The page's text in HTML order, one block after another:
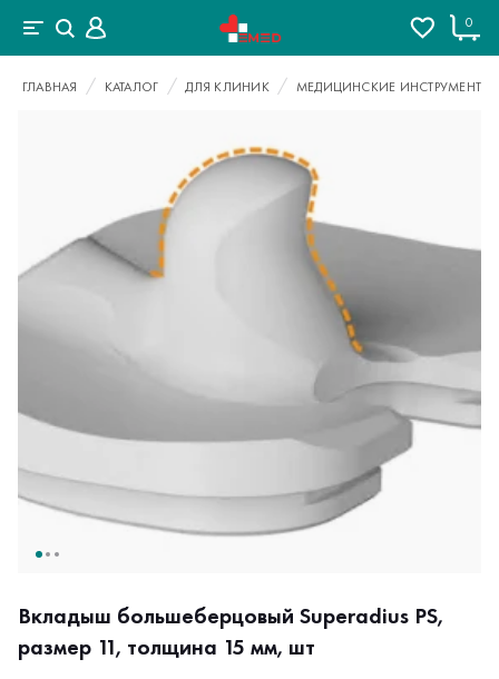
0
ГЛАВНАЯ КАТАЛОГ ДЛЯ КЛИНИК МЕДИЦИНСКИЕ ИНСТРУМЕНТЫ
Вкладыш большеберцовый Superadius PS,
размер 11, толщина 15 мм, шт